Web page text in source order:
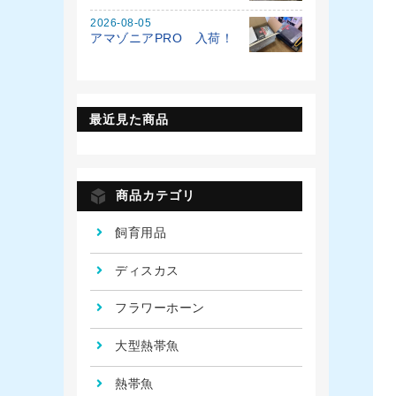
2026-08-05
アマゾニアPRO 入荷！
最近見た商品
商品カテゴリ
飼育用品
ディスカス
フラワーホーン
大型熱帯魚
熱帯魚